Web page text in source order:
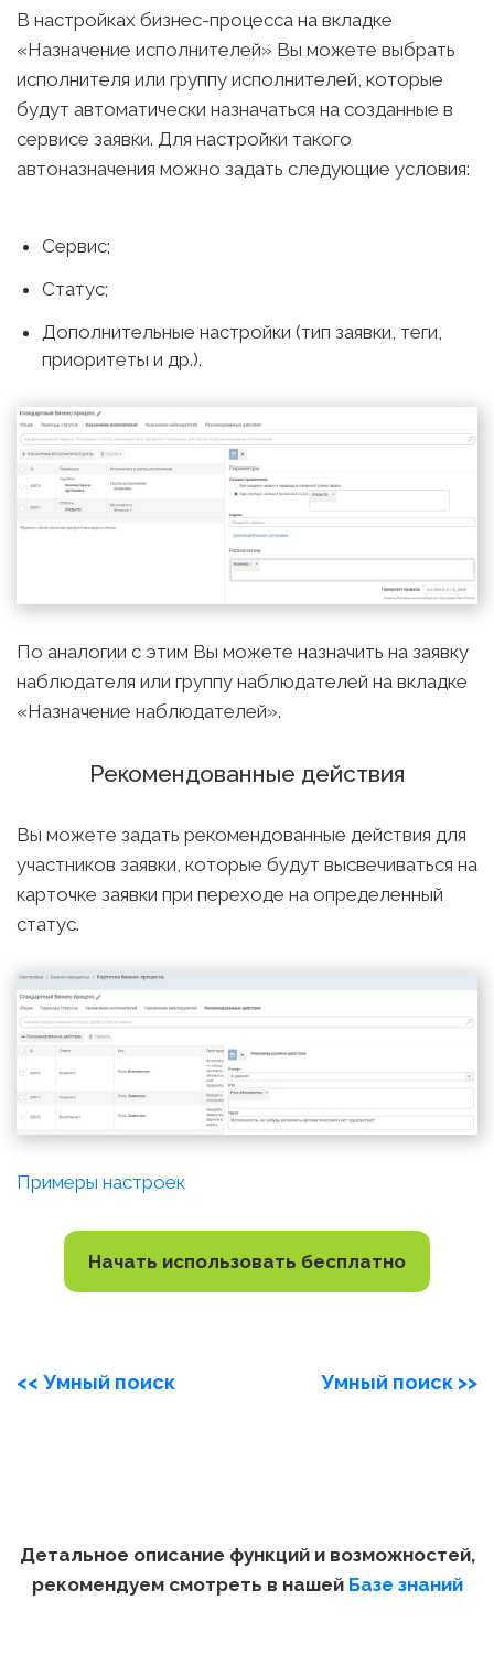
В настройках бизнес-процесса на вкладке
«Назначение исполнителей» Вы можете выбрать
исполнителя или группу исполнителей, которые
будут автоматически назначаться на созданные в
сервисе заявки. Для настройки такого
автоназначения можно задать следующие условия:
Сервис;
Статус;
Дополнительные настройки (тип заявки, теги,
приоритеты и др.).
По аналогии с этим Вы можете назначить на заявку
наблюдателя или группу наблюдателей на вкладке
«Назначение наблюдателей».
Рекомендованные действия
Вы можете задать рекомендованные действия для
участников заявки, которые будут высвечиваться на
карточке заявки при переходе на определенный
статус.
Примеры настроек
Начать использовать бесплатно
<< Умный поиск Умный поиск >>
Детальное описание функций и возможностей,
рекомендуем смотреть в нашей Базе знаний